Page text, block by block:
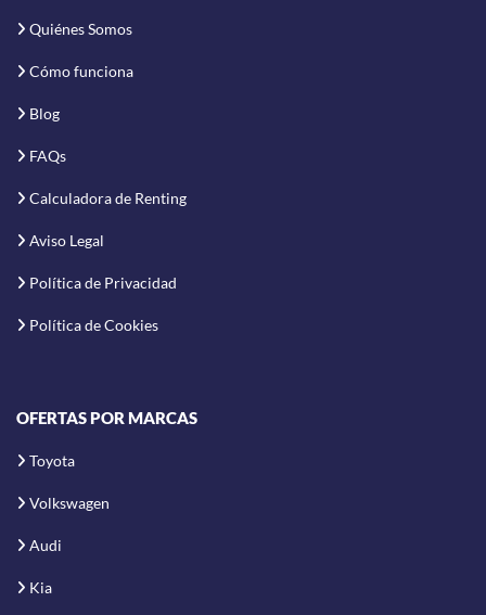
Quiénes Somos
Cómo funciona
Blog
FAQs
Calculadora de Renting
Aviso Legal
Política de Privacidad
Política de Cookies
OFERTAS POR MARCAS
Toyota
Volkswagen
Audi
Kia